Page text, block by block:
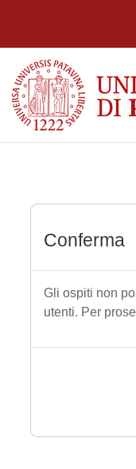
Conferma
Gli ospiti non
utenti. Per